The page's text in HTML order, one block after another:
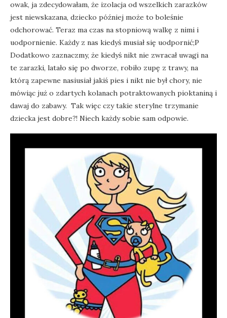
owak, ja zdecydowałam, że izolacja od wszelkich zarazków
jest niewskazana, dziecko później może to boleśnie
odchorować. Teraz ma czas na stopniową walkę z nimi i
uodpornienie. Każdy z nas kiedyś musiał się uodpornić;P
Dodatkowo zaznaczmy, że kiedyś nikt nie zwracał uwagi na
te zarazki, latało się po dworze, robiło zupę z trawy, na
którą zapewne nasiusiał jakiś pies i nikt nie był chory, nie
mówiąc już o zdartych kolanach potraktowanych pioktaniną i
dawaj do zabawy. Tak więc czy takie sterylne trzymanie
dziecka jest dobre?! Niech każdy sobie sam odpowie.